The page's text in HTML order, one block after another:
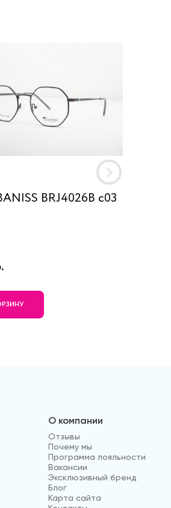
BRJ4026B c03
О компании
Отзывы
Почему мы
Программа лояльности
Вакансии
Эксклюзивный бренд
Блог
Карта сайта